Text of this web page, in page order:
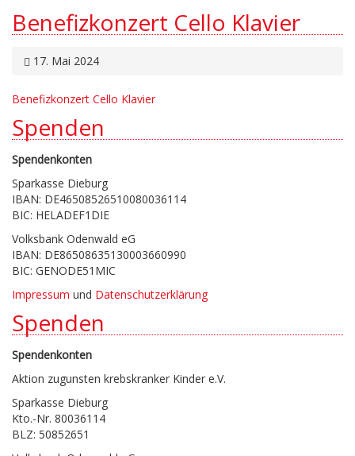
Benefizkonzert Cello Klavier
17. Mai 2024
Benefizkonzert Cello Klavier
Spenden
Spendenkonten
Sparkasse Dieburg
IBAN: DE46508526510080036114
BIC: HELADEF1DIE
Volksbank Odenwald eG
IBAN: DE86508635130003660990
BIC: GENODE51MIC
Impressum und Datenschutzerklärung
Spenden
Spendenkonten
Aktion zugunsten krebskranker Kinder e.V.
Sparkasse Dieburg
Kto.-Nr. 80036114
BLZ: 50852651